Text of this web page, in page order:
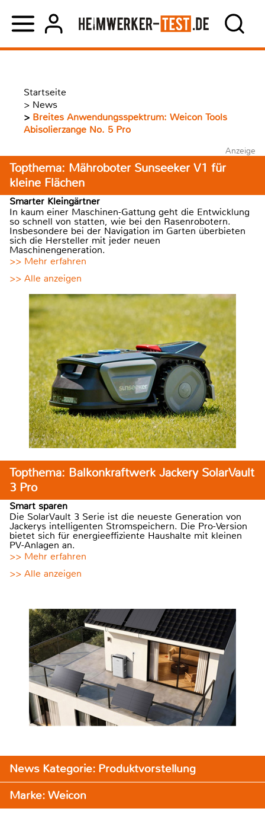
Startseite
> News
> Breites Anwendungsspektrum: Weicon Tools
Abisolierzange No. 5 Pro
Anzeige
Topthema: Mähroboter Sunseeker V1 für
kleine Flächen
Smarter Kleingärtner
In kaum einer Maschinen-Gattung geht die Entwicklung
so schnell von statten, wie bei den Rasenrobotern.
Insbesondere bei der Navigation im Garten überbieten
sich die Hersteller mit jeder neuen
Maschinengeneration.
>> Mehr erfahren
>> Alle anzeigen
Topthema: Balkonkraftwerk Jackery SolarVault
3 Pro
Smart sparen
Die SolarVault 3 Serie ist die neueste Generation von
Jackerys intelligenten Stromspeichern. Die Pro-Version
bietet sich für energieeffiziente Haushalte mit kleinen
PV-Anlagen an.
>> Mehr erfahren
>> Alle anzeigen
News Kategorie: Produktvorstellung
Marke: Weicon